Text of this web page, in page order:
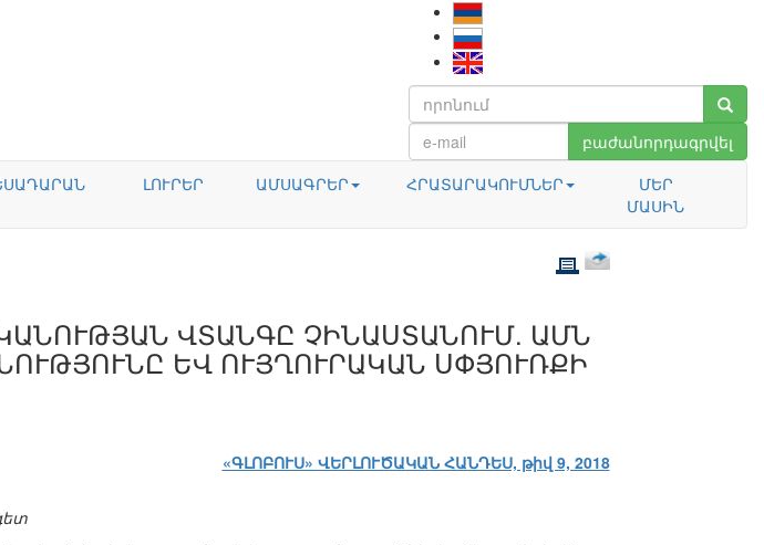
բաժանորդագրվել
ԼՈՒՐԵՐ ԱՄՍԱԳՐԵՐ ՀՐԱՏԱՐԱԿՈՒՄՆԵՐ
ՄԵՐ
ՄԱՍԻՆ
ՎՏԱՆԳԸ ՉԻՆԱՍՏԱՆՈՒՄ. ԱՄՆ
ԵՎ ՈՒՅՂՈՒՐԱԿԱՆ ՍՓՅՈՒՌՔԻ
«ԳԼՈԲՈՒՍ» ՎԵՐԼՈՒԾԱԿԱՆ ՀԱՆԴԵՍ, թիվ 9, 2018